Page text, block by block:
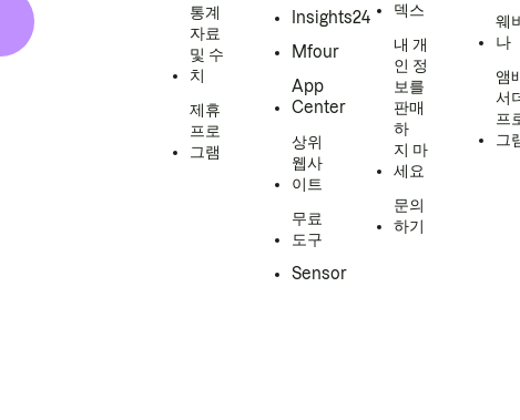
통계
자료
및 수
치
제휴
프로
그램
Insights24
Mfour
App
Center
상위
웹사
이트
무료
도구
Sensor
덱스
내 개
인 정
보를
판매
하
지 마
세요
문의
하기
웨
나
앰
서
프
그